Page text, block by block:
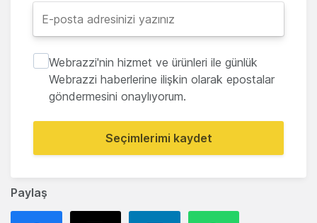
Paylaş
Webrazzi'nin hizmet ve ürünleri ile günlük
Webrazzi haberlerine ilişkin olarak epostalar
göndermesini onaylıyorum.
Seçimlerimi kaydet